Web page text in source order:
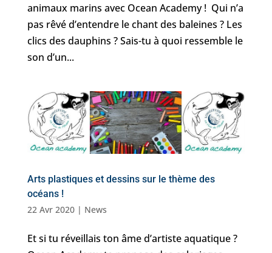
animaux marins avec Ocean Academy ! Qui n’a
pas rêvé d’entendre le chant des baleines ? Les
clics des dauphins ? Sais-tu à quoi ressemble le
son d’un...
Arts plastiques et dessins sur le thème des
océans !
22 Avr 2020| News
Et si tu réveillais ton âme d’artiste aquatique ?